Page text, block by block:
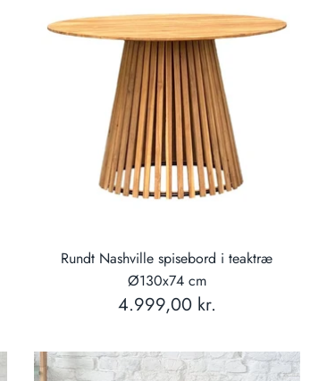
Rundt Nashville spisebord i teaktræ
Ø130x74 cm
4.999,00 kr.